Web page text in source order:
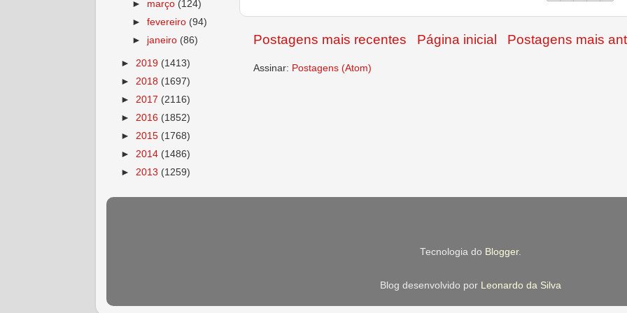
Postagens mais recentes Postagens mais
Página inicial
Assinar: Postagens (Atom)
► março (124)
►fevereiro (94)
► janeiro (86)
► 2019 (1413)
► 2018 (1697)
► 2017 (2116)
► 2016 (1852)
► 2015 (1768)
► 2014 (1486)
► 2013 (1259)
Tecnologia do Blogger.
Blog desenvolvido por Leonardo da Silva